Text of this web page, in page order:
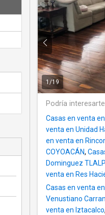
1/19
Podría
Casas en venta
venta en Unidad
en venta en
COYOACÁN,
Dominguez
venta en Res
Casas en venta
Venustiano
venta en Iztacalco,